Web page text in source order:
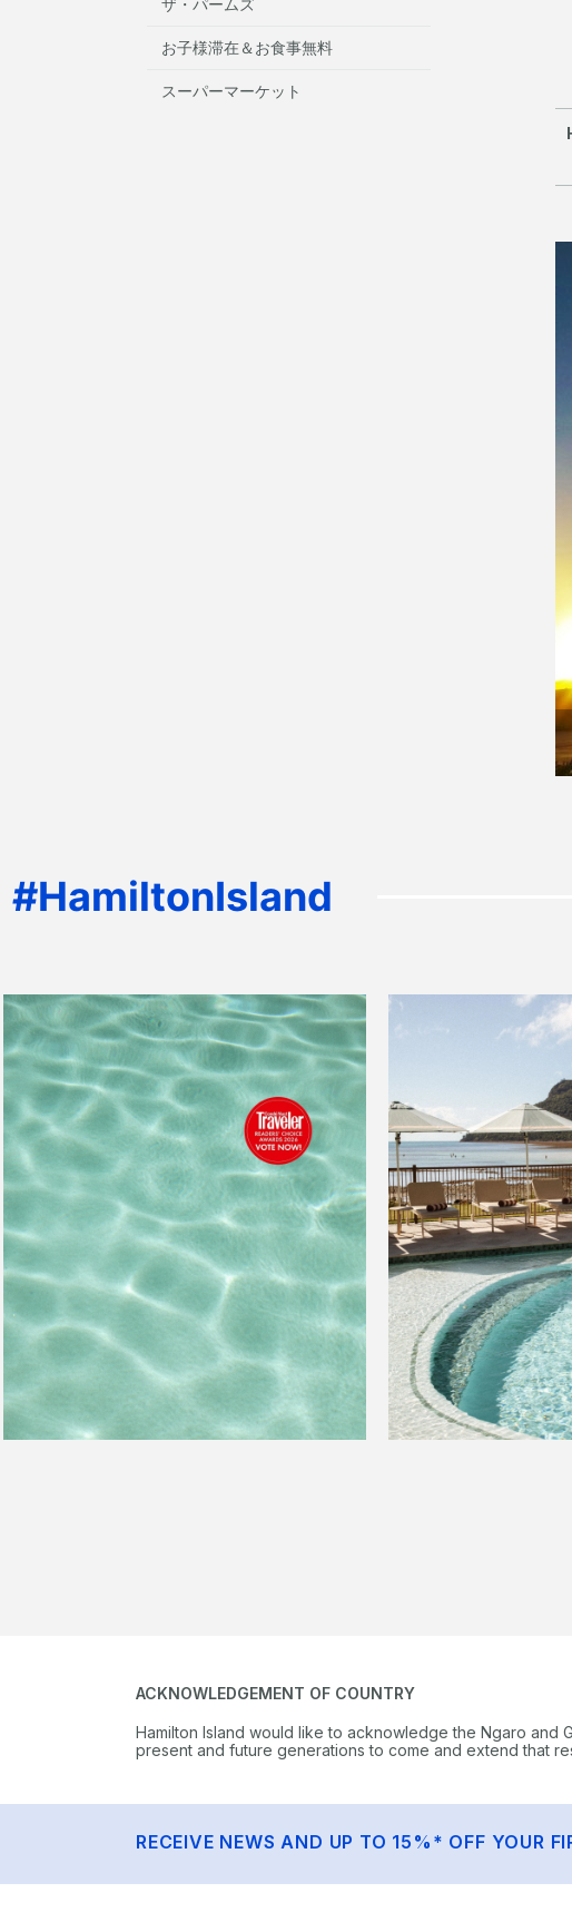
お子様滞在＆お食事無料
スーパーマーケット
ACKNOWLEDGEMENT OF COUNTRY
Hamilton Island would like to acknowledge the Ngaro and
present and future generations to come and extend that
RECEIVE NEWS AND UP TO 15%* OFF YOUR